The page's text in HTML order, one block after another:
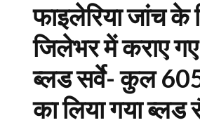
फाइलेरिया जांच के
जिलेभर में कराए
ब्लड सर्वे- कुल
का लिया गया